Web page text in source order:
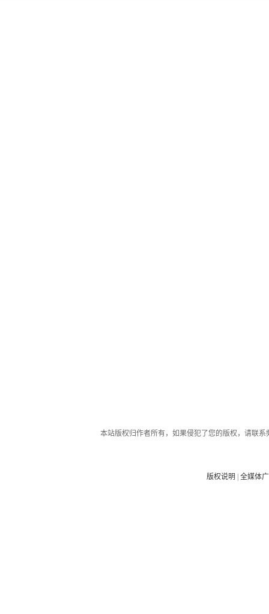
本站版权归作者所有，如果侵犯了您的版权，请联
版权说明 |全媒体